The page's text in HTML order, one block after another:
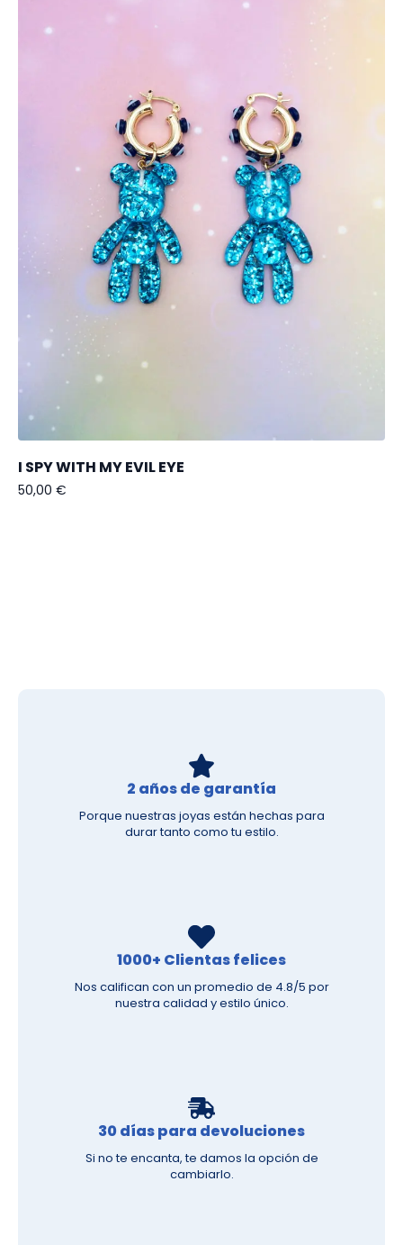
I SPY WITH MY EVIL EYE
50,00 €
2 años de garantía
Porque nuestras joyas están hechas para
durar tanto como tu estilo.
1000+ Clientas felices
Nos califican con un promedio de 4.8/5 por
nuestra calidad y estilo único.
30 días para devoluciones
Si no te encanta, te damos la opción de
cambiarlo.